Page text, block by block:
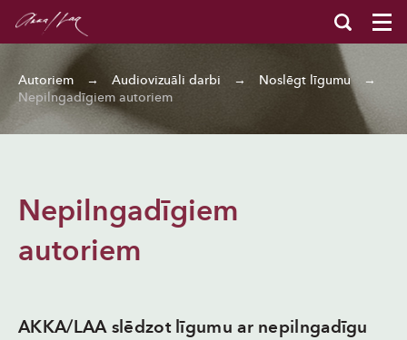
Autoriem → Audiovizuāli darbi → Noslēgt līgumu
→
Nepilngadīgiem autoriem
Nepilngadīgiem
autoriem
AKKA/LAA slēdzot līgumu ar nepilngadīgu